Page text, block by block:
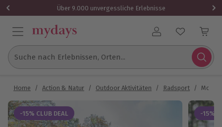
Über 9.000 unvergessliche Erlebnisse
Benutzerkonto
Suche nach Erlebnissen, Orten...
Home / Action & Natur / Outdoor Aktivitäten / Radsport /
-15% CLUB DEAL -15%